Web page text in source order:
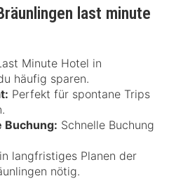
last minute
Minute Hotel in
häufig sparen.
Perfekt für spontane Trips
Buchung: Schnelle Buchung
langfristiges Planen der
nötig.